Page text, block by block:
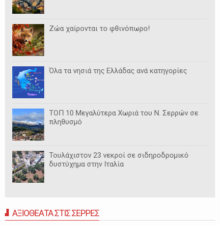
Ζώα χαίρονται το φθινόπωρο!
Όλα τα νησιά της Ελλάδας ανά κατηγορίες
ΤΟΠ 10 Μεγαλύτερα Χωριά του Ν. Σερρών σε
πληθυσμό
Τουλάχιστον 23 νεκροί σε σιδηροδρομικό
δυστύχημα στην Ιταλία
ΑΞΙΟΘΕΑΤΑ ΣΤΙΣ ΣΕΡΡΕΣ